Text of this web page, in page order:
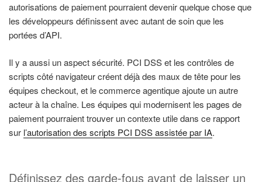
autorisations de paiement pourraient devenir quelque chose que
les développeurs définissent avec autant de soin que les
portées d’API.
Il y a aussi un aspect sécurité. PCI DSS et les contrôles de
scripts côté navigateur créent déjà des maux de tête pour les
équipes checkout, et le commerce agentique ajoute un autre
acteur à la chaîne. Les équipes qui modernisent les pages de
paiement pourraient trouver un contexte utile dans ce rapport
sur l’autorisation des scripts PCI DSS assistée par IA.
Définissez des garde-fous avant de laisser un